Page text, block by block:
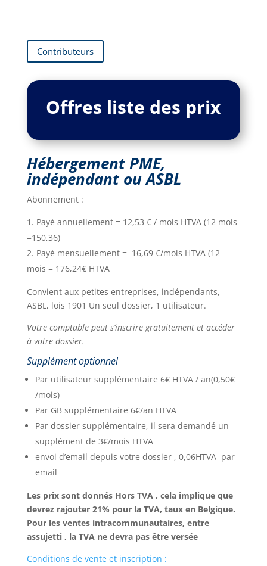
Contributeurs
Offres liste des prix
Hébergement PME,
indépendant ou ASBL
Abonnement :
Payé annuellement = 12,53 € / mois HTVA (12 mois
=150,36)
Payé mensuellement = 16,69 €/mois HTVA (12
mois = 176,24€ HTVA
Convient aux petites entreprises, indépendants,
ASBL, lois 1901 Un seul dossier, 1 utilisateur.
Votre comptable peut s’inscrire gratuitement et accéder
à votre dossier.
Supplément optionnel
Par utilisateur supplémentaire 6€ HTVA / an(0,50€
/mois)
Par GB supplémentaire 6€/an HTVA
Par dossier supplémentaire, il sera demandé un
supplément de 3€/mois HTVA
envoi d’email depuis votre dossier , 0,06HTVA par
email
Les prix sont donnés Hors TVA , cela implique que
devrez rajouter 21% pour la TVA, taux en Belgique.
Pourles ventes intracommunautaires, entre
assujetti , la TVA ne devra pas être versée
Conditions de vente et inscription :